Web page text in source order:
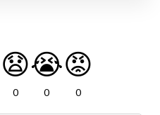
😧
0
😭
0
😡
0